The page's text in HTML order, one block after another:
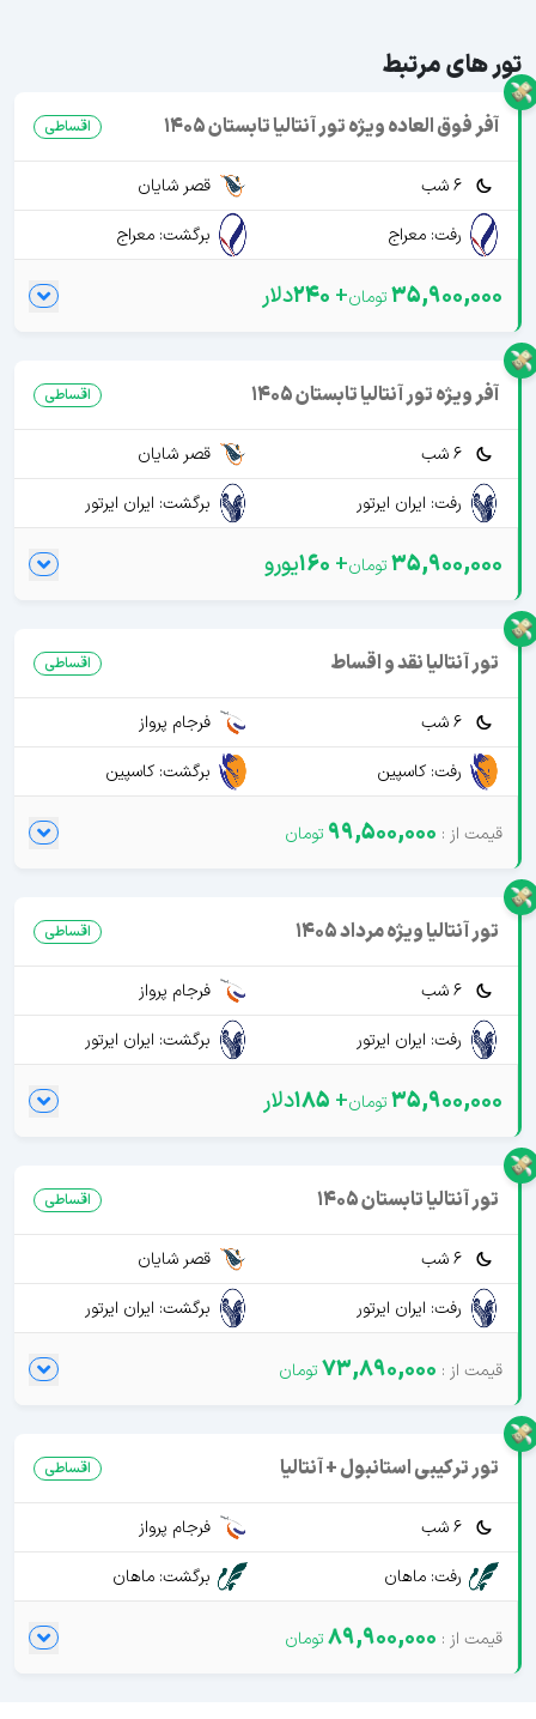
تور های مرتبط
آفر فوق العاده ویژه تور آنتالیا تابستان 1405 اقساطی
6 شب
قصر شایان
رفت: معراج
برگشت: معراج
35,900,000
+
240دلار
آفر ویژه تور آنتالیا تابستان 1405 اقساطی
6 شب
قصر شایان
رفت: ایران ایرتور
برگشت: ایران ایرتور
35,900,000
+
160یورو
تور آنتالیا نقد و اقساط اقساطی
6 شب
فرجام پرواز
رفت: کاسپین
برگشت: کاسپین
99,500,000
تور آنتالیا ویژه مرداد 1405 اقساطی
6 شب
فرجام پرواز
رفت: ایران ایرتور
برگشت: ایران ایرتور
35,900,000
+
185دلار
تور آنتالیا تابستان 1405 اقساطی
6 شب
قصر شایان
رفت: ایران ایرتور
برگشت: ایران ایرتور
73,890,000
تور ترکیبی استانبول + آنتالیا اقساطی
6 شب
فرجام پرواز
رفت: ماهان
برگشت: ماهان
89,900,000